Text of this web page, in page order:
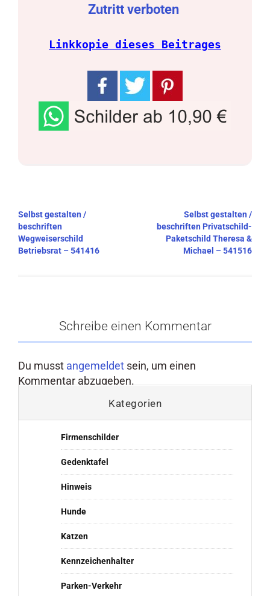
Zutritt verboten
Linkkopie dieses Beitrages
Beitragsnavigation
Selbst gestalten /
beschriften
Wegweiserschild
Betriebsrat – 541416
Selbst gestalten /
beschriften Privatschild-
Paketschild Theresa &
Michael – 541516
Schreibe einen Kommentar
Du musst angemeldet sein, um einen
Kommentar abzugeben.
Kategorien
Firmenschilder
Gedenktafel
Hinweis
Hunde
Katzen
Kennzeichenhalter
Parken-Verkehr